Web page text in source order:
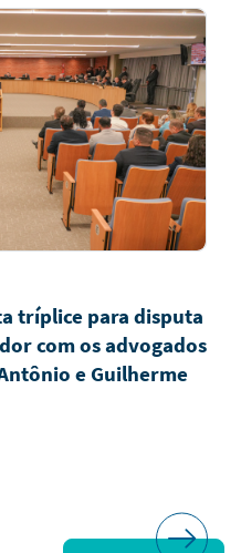
tríplice para disputa
com os advogados
e Guilherme